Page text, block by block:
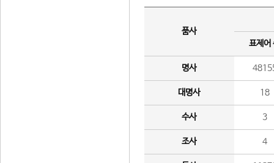
품사
표제어
명사
대명사 18
수사 3
조사 4